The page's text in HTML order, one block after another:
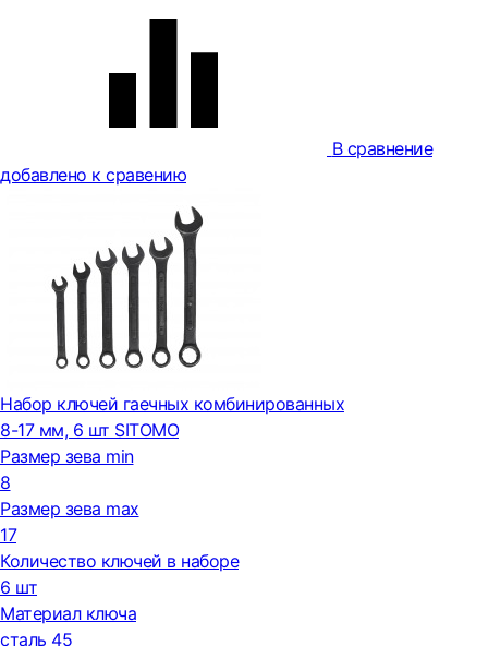
В сравнение
добавлено к сравению
Набор ключей гаечных комбинированных
8-17 мм, 6 шт SITOMO
Размер зева min
8
Размер зева max
17
Количество ключей в наборе
6 шт
Материал ключа
сталь 45